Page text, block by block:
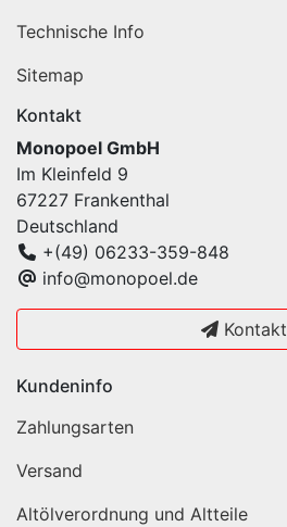
Technische Info
Sitemap
Kontakt
Monopoel GmbH
Im Kleinfeld 9
67227 Frankenthal
Deutschland
+(49) 06233-359-848
info@monopoel.de
Kontakt
Kundeninfo
Zahlungsarten
Versand
Altölverordnung und Altteile